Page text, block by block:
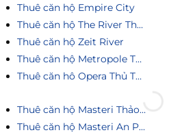
Thuê căn hộ Empire City
Thuê căn hộ The River Thủ Thiêm
Thuê căn hộ Zeit River
Thuê căn hộ Metropole Thủ Thiêm
Thuê căn hô Opera Thủ Thiêm
Thuê căn hộ Masteri Thảo Điền
Thuê căn hộ Masteri An Phú